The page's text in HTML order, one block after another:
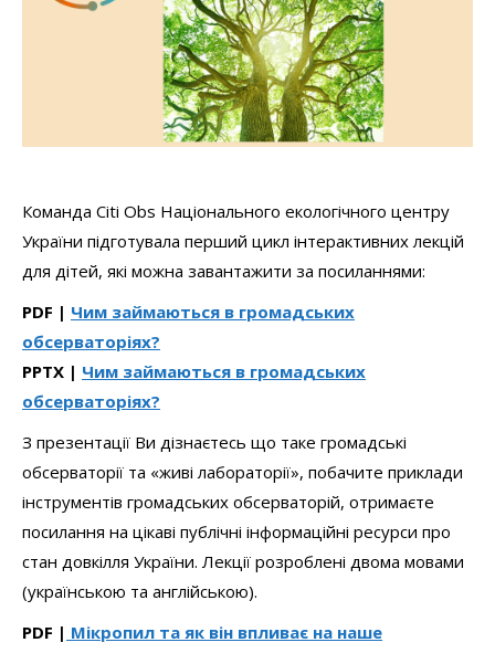
Команда Citi Obs Національного екологічного центру
України підготувала перший цикл інтерактивних лекцій
для дітей, які можна завантажити за посиланнями:
PDF | Чим займаються в громадських
обсерваторіях?
PPTX | Чим займаються в громадських
обсерваторіях?
З презентації Ви дізнаєтесь що таке громадські
обсерваторії та «живі лабораторії», побачите приклади
інструментів громадських обсерваторій, отримаєте
посилання на цікаві публічні інформаційні ресурси про
стан довкілля України. Лекції розроблені двома мовами
(українською та англійською).
PDF | Мікропил та як він впливає на наше